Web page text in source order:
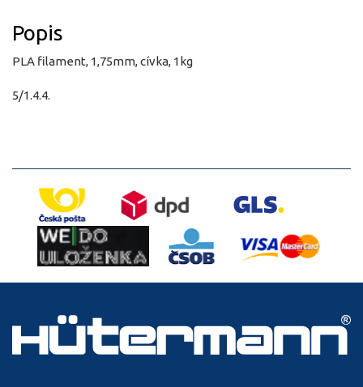
Popis
PLA filament, 1,75mm, cívka, 1kg
5/1.4.4.